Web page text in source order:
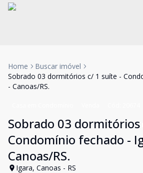
Home
Buscar imóvel
Sobrado 03 dormitórios c/ 1 suíte -
- Canoas/RS.
Sobrado 03
Condomínio fechado -
Canoas/RS.
Igara, Canoas - RS